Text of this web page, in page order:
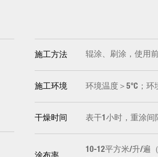
施工方法 辊涂、刷涂，使用
施工环境 环境温度＞5°C；环
干燥时间 表干1小时，重涂间
10-12平方米/升/遍